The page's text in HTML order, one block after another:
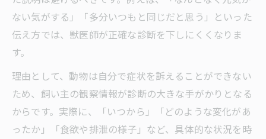
ない気がする」「多分いつもと同じだと思う」といった
伝え方では、獣医師が正確な診断を下しにくくなりま
す。
理由として、動物は自分で症状を訴えることができない
ため、飼い主の観察情報が診断の大きな手がかりとなる
からです。実際に、「いつから」「どのような変化があ
ったか」「食欲や排泄の様子」など、具体的な状況を時